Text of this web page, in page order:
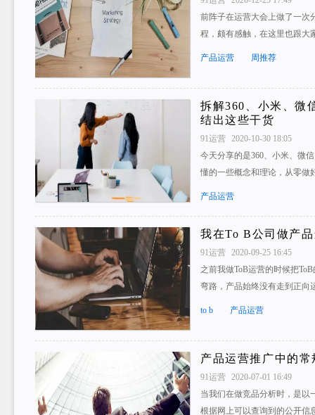
前阵子在运营大会上做了一次
程，颇有感触，在这里也跟
产品运营 周推荐
拆解360、小米、微
结出这些干货
91运营
2020-10-30 18:05
今天分享的是360、小米、微
懂的一些概念和理论，从零
产品运营
我在To B公司做产
91运营
2020-09-25 16:45
之前我做ToB运营的时候把
弯路，产品始终没有走到正
to b 产品运营
产品运营推广中的
91运营
2020-07-01 16:49
当我们在做竞品分析时，是以
根据网上可以查询到的公开